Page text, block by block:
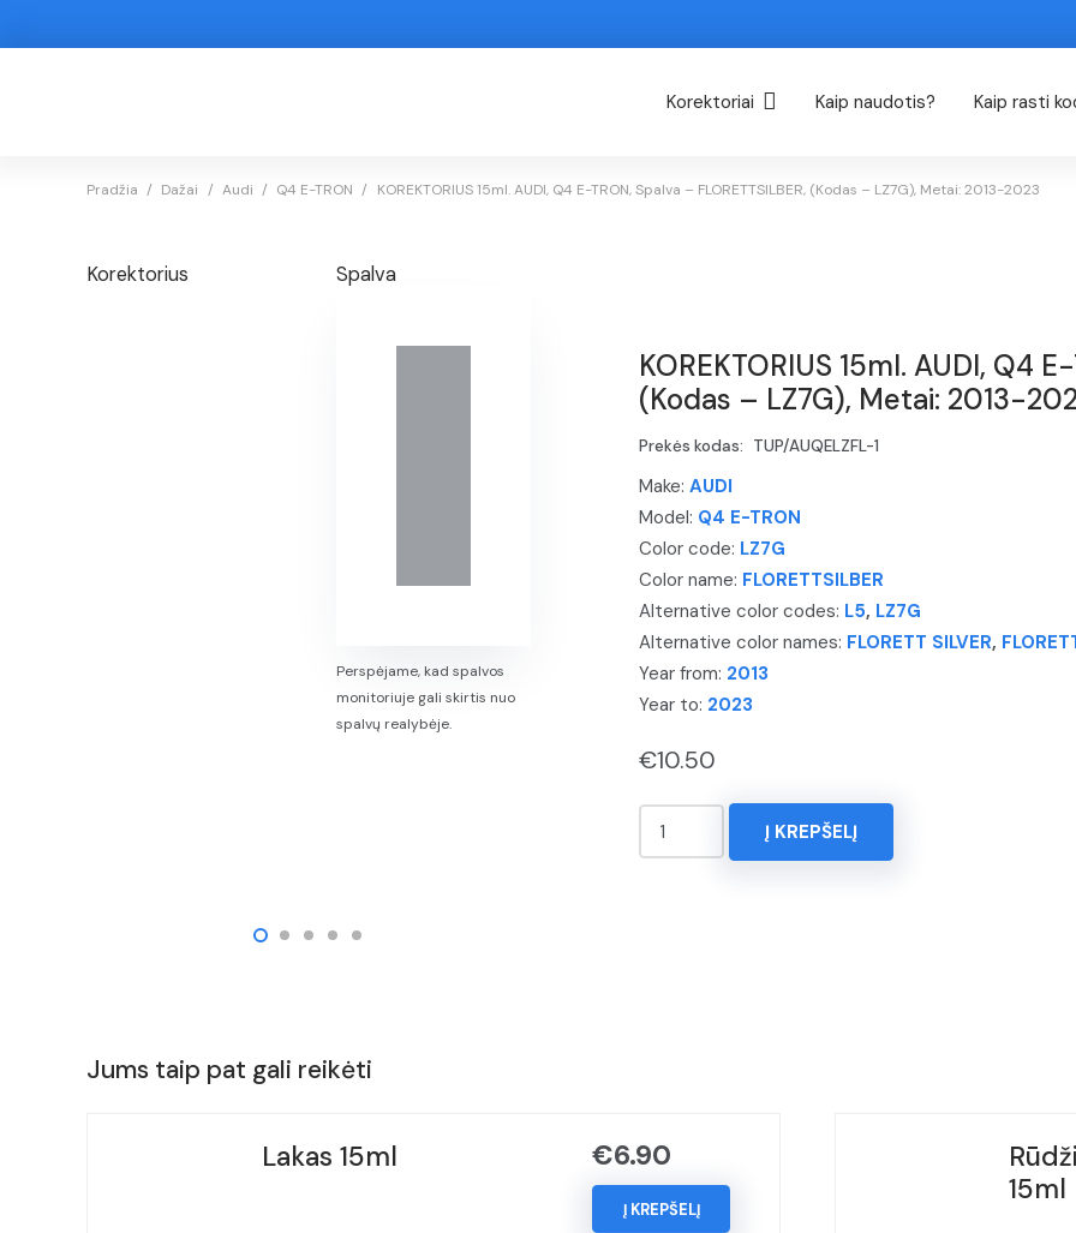
Korektoriai Kaip naudotis? Kaip rasti
Pradžia / Dažai / Audi / Q4 E-TRON / KOREKTORIUS 15ml. AUDI, Q4 E-TRON, Spalva – FLORETTSILBER, (Kodas – LZ7G), Metai: 2013-2023
Korektorius Spalva
Perspėjame, kad spalvos
monitoriuje gali skirtis nuo
spalvų realybėje.
KOREKTORIUS 15ml. AUDI, Q4
(Kodas – LZ7G), Metai: 2013-
Prekės kodas: TUP/AUQELZFL-1
Make: AUDI
Model: Q4 E-TRON
Color code: LZ7G
Color name: FLORETTSILBER
Alternative color codes: L5, LZ7G
Alternative color names: FLORETT SILVER,
Year from: 2013
Year to: 2023
€10.50
produkto
kiekis:
(Kodas
Į KREPŠELĮ
Jums taip pat gali reikėti
Lakas 15ml €6.90
Į KREPŠELĮ
15ml